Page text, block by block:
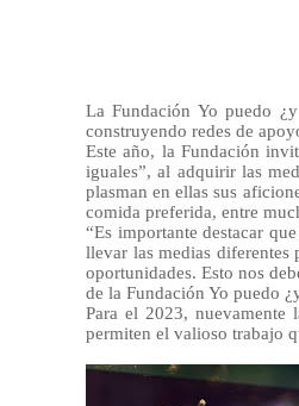
La Fundación Yo puedo
construyendo redes de
Este año, la Fundación
iguales”, al adquirir las
plasman en ellas sus
comida preferida, entre
“Es importante destacar
llevar las medias diferentes
oportunidades. Esto nos
de la Fundación Yo puedo
Para el 2023, nuevamente
permiten el valioso trabajo